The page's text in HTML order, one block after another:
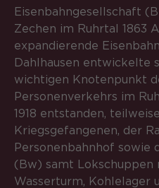
Eisenbahngesellschaft
Zechen im Ruhrtal 1863
expandierende
Dahlhausen entwickelte
wichtigen Knotenpunkt
Personenverkehrs im
1918 entstanden,
Kriegsgefangenen, der
Personenbahnhof sowie
(Bw) samt Lokschuppen
Wasserturm, Kohlelager